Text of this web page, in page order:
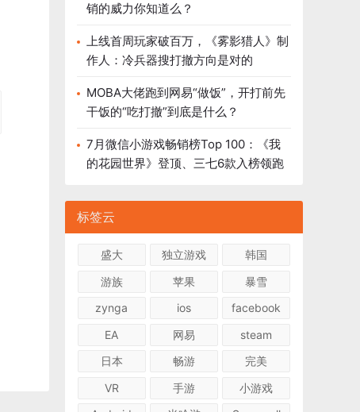
销的威力你知道么？
上线首周玩家破百万，《雾影猎人》制
作人：冷兵器搜打撤方向是对的
MOBA大佬跑到网易“做饭”，开打前先
干饭的“吃打撤”到底是什么？
7月微信小游戏畅销榜Top 100：《我
的花园世界》登顶、三七6款入榜领跑
标签云
盛大 独立游戏
韩国
游族
苹果
暴雪
zynga
ios
facebook
EA
网易
steam
日本
畅游
完美
VR
手游
小游戏